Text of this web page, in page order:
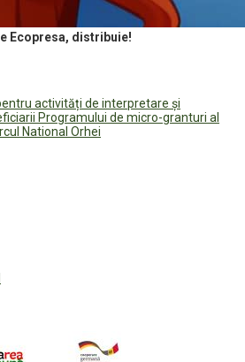
Ecopresa, distribuie!
activități de interpretare și
Programului de micro-granturi al
National Orhei